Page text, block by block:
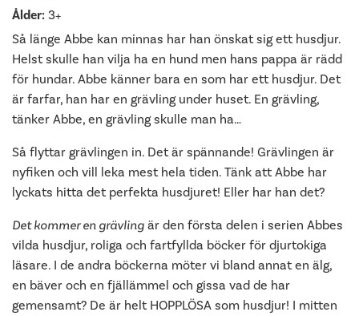
Ålder: 3+
Så länge Abbe kan minnas har han önskat sig ett husdjur.
Helst skulle han vilja ha en hund men hans pappa är rädd
för hundar. Abbe känner bara en som har ett husdjur. Det
är farfar, han har en grävling under huset. En grävling,
tänker Abbe, en grävling skulle man ha…
Så flyttar grävlingen in. Det är spännande! Grävlingen är
nyfiken och vill leka mest hela tiden. Tänk att Abbe har
lyckats hitta det perfekta husdjuret! Eller har han det?
Det kommer en grävling är den första delen i serien Abbes
vilda husdjur, roliga och fartfyllda böcker för djurtokiga
läsare. I de andra böckerna möter vi bland annat en älg,
en bäver och en fjällämmel och gissa vad de har
gemensamt? De är helt HOPPLÖSA som husdjur! I mitten